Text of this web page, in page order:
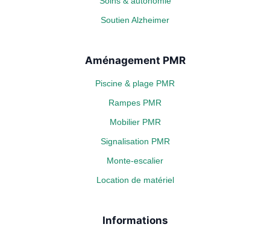
Soutien Alzheimer
Aménagement PMR
Piscine & plage PMR
Rampes PMR
Mobilier PMR
Signalisation PMR
Monte-escalier
Location de matériel
Informations